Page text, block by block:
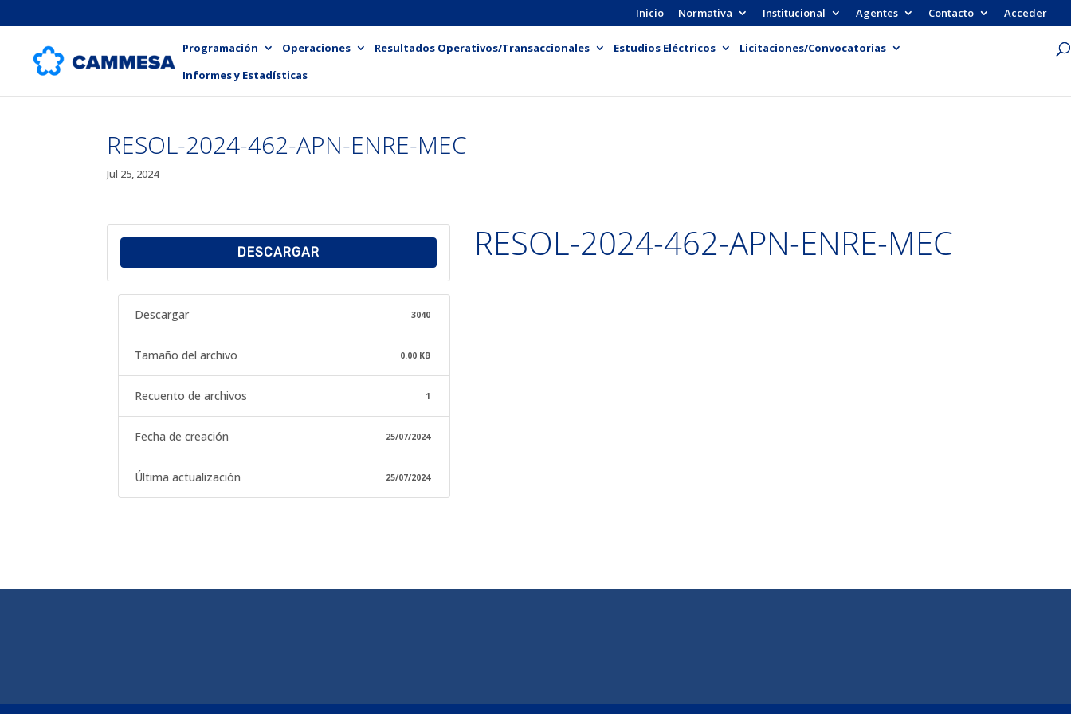
Inicio Normativa Institucional Agentes Contacto Acceder
Programación Operaciones Resultados Operativos/Transaccionales Estudios Eléctricos
Licitaciones/Convocatorias
Informes y Estadísticas
RESOL-2024-462-APN-ENRE-MEC
Jul 25, 2024
DESCARGAR
Descargar 3040
Tamaño del archivo 0.00 KB
Recuento de archivos 1
Fecha de creación 25/07/2024
Última actualización 25/07/2024
RESOL-2024-462-APN-ENRE-MEC